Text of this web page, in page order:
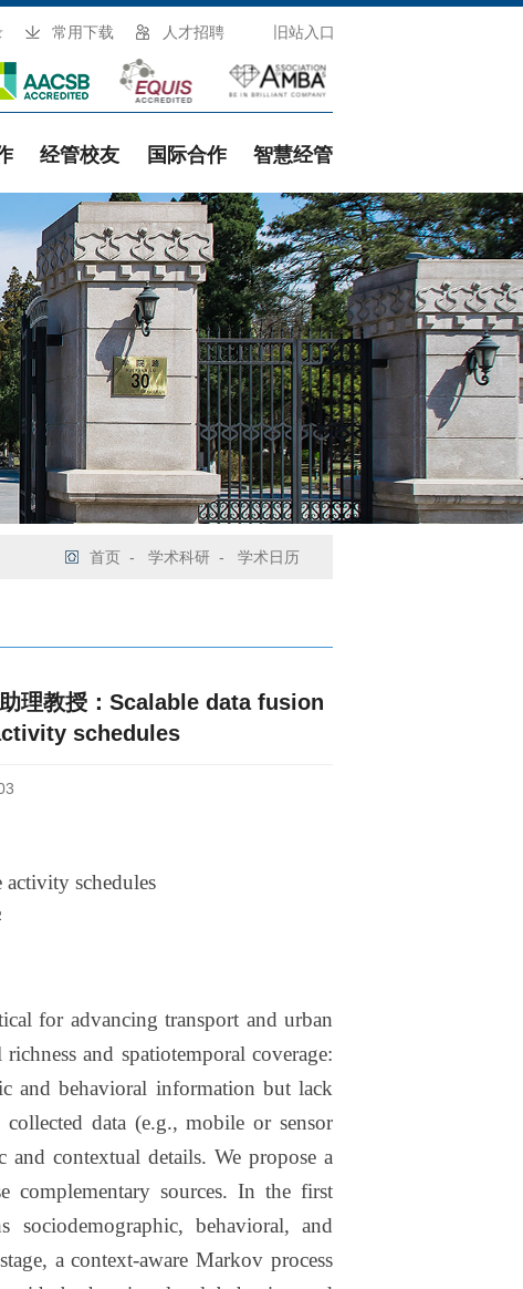
常用下载 人才招聘 旧站入口
经管校友 国际合作 智慧经管
首页 - 学术科研 - 学术日历
理教授：Scalable data fusion
schedules
activity schedules
for advancing transport and urban
and spatiotemporal coverage:
and behavioral information but lack
collected data (e.g., mobile or sensor
contextual details. We propose a
complementary sources. In the first
sociodemographic, behavioral, and
a context-aware Markov process